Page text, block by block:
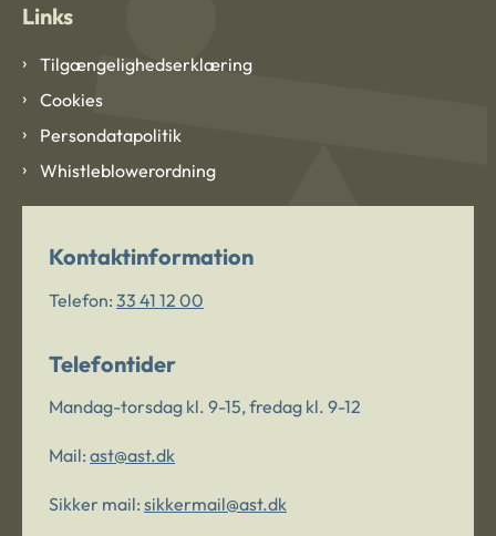
Links
Tilgængelighedserklæring
Cookies
Persondatapolitik
Whistleblowerordning
Kontaktinformation
Telefon: 33 41 12 00
Telefontider
Mandag-torsdag kl. 9-15, fredag kl. 9-12
Mail: ast@ast.dk
Sikker mail: sikkermail@ast.dk